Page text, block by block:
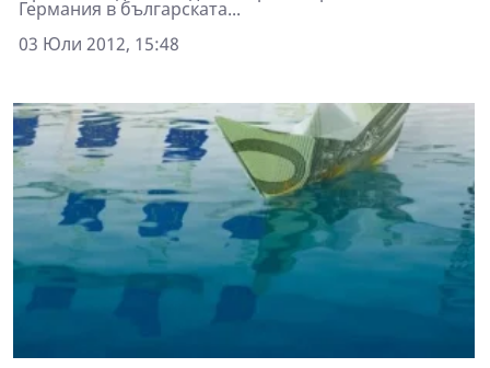
Германия в българската...
03 Юли 2012, 15:48